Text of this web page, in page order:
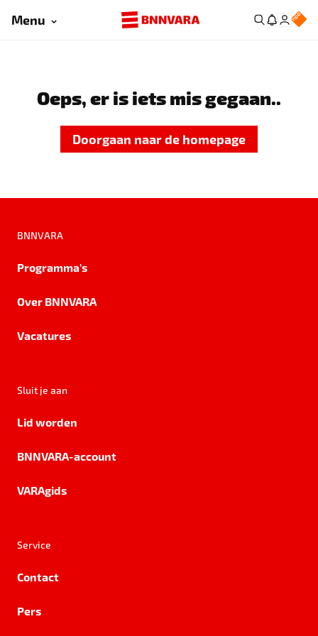
Menu
Oeps, er is iets mis gegaan..
Doorgaan naar de homepage
BNNVARA
Programma's
Over BNNVARA
Vacatures
Sluit je aan
Lid worden
BNNVARA-account
VARAgids
Service
Contact
Pers